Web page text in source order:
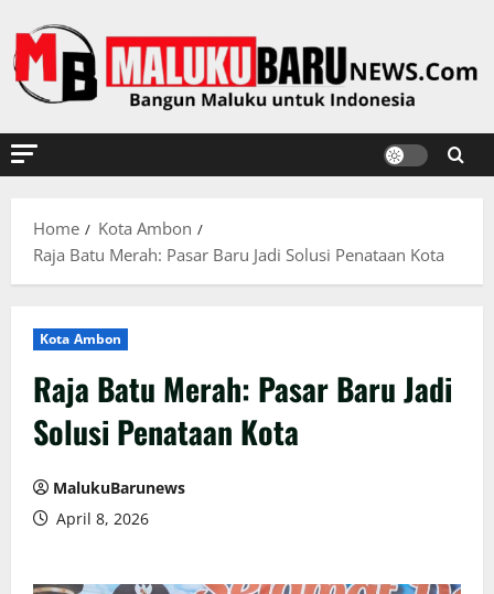
to
content
Home
Kota Ambon
Raja Batu Merah: Pasar Baru Jadi Solusi Penataan Kota
Kota Ambon
Raja Batu Merah: Pasar Baru Jadi
Solusi Penataan Kota
MalukuBarunews
April 8, 2026